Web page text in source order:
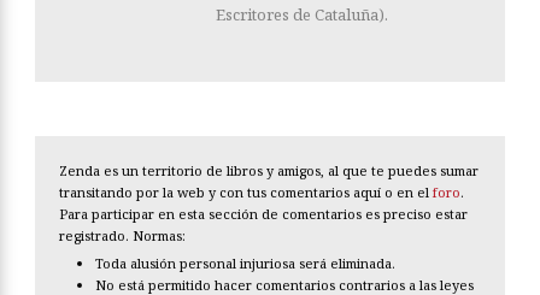
Escritores de Cataluña).
Zenda es un territorio de libros y amigos, al que te puedes sumar
transitando por la web y con tus comentarios aquí o en el foro.
Para participar en esta sección de comentarios es preciso estar
registrado. Normas:
Toda alusión personal injuriosa será eliminada.
No está permitido hacer comentarios contrarios a las leyes